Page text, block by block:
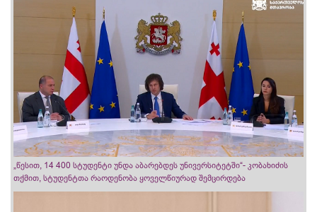
„წესით, 14 400 სტუდენტი უნდა აბარებდეს უნივერსიტეტში“- კობახიძის
თქმით, სტუდენტთა რაოდენობა ყოველწიურად შემცირდება